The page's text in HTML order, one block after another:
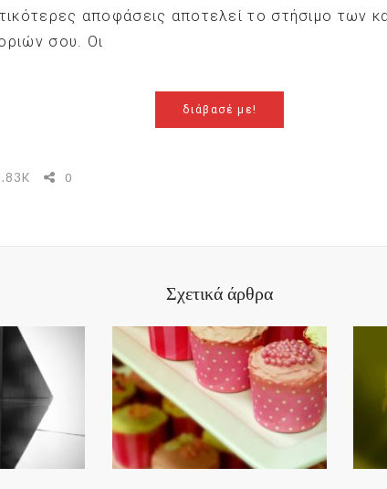
αποφάσεις αποτελεί το στήσιμο των
σου. Οι
διάβασέ με!
0
Σχετικά άρθρα